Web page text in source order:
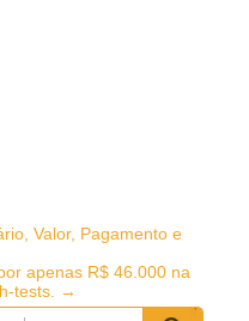
Valor, Pagamento e
apenas R$ 46.000 na
tests.
→
Pesquisar